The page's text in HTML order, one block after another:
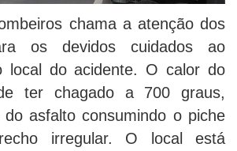
chama a atenção dos
os devidos cuidados ao
local do acidente. O calor do
ter chagado a 700 graus,
asfalto consumindo o piche
irregular. O local está